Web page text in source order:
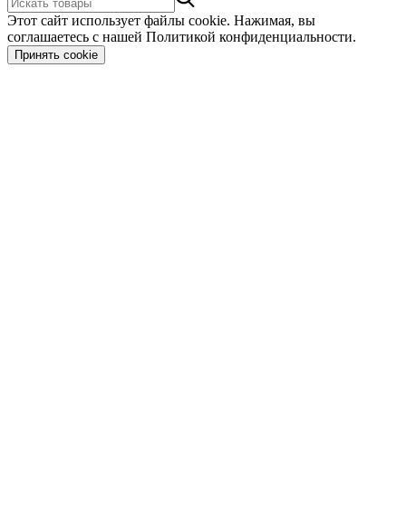
Этот сайт использует файлы cookie. Нажимая, вы
соглашаетесь с нашей Политикой конфиденциальности.
Принять cookie